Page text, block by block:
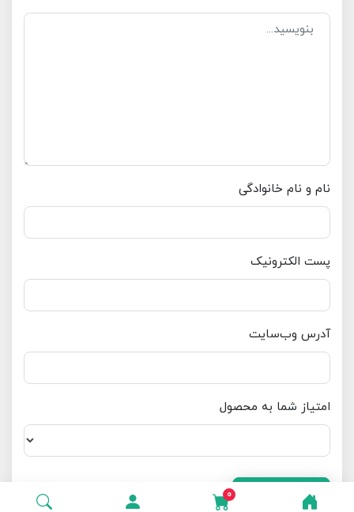
0
نام و نام خانوادگی
پست الکترونیک
آدرس وب‌سایت
امتیاز شما به محصول
ارسال دیدگاه